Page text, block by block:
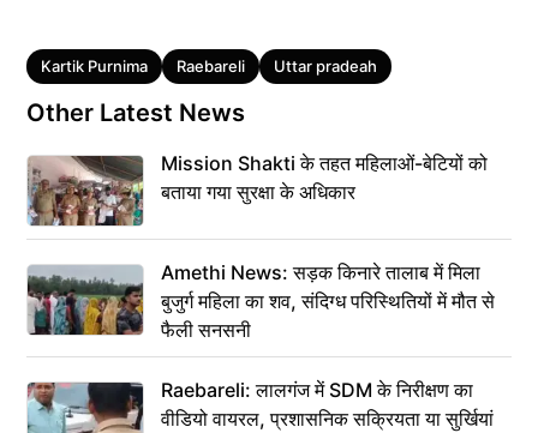
Tags
Kartik Purnima Raebareli Uttar pradeah
Other Latest News
Mission Shakti के तहत महिलाओं-बेटियों को
बताया गया सुरक्षा के अधिकार
Amethi News: सड़क किनारे तालाब में मिला
बुजुर्ग महिला का शव, संदिग्ध परिस्थितियों में मौत से
फैली सनसनी
Raebareli: लालगंज में SDM के निरीक्षण का
वीडियो वायरल, प्रशासनिक सक्रियता या सुर्खियां